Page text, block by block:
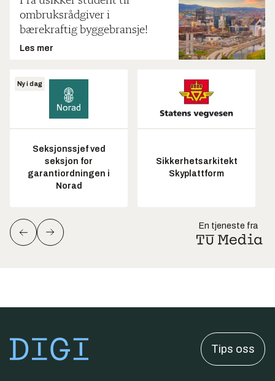
ombruksrådgiver i
bærekraftig byggebransje!
Les mer
Ny i dag
Seksjonssjef ved
seksjon for
garantiordningen i
Norad
Sikkerhetsarkitekt
Skyplattform
En tjeneste fra
Tips oss